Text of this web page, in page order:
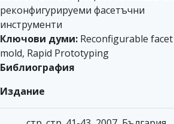
реконфигурируеми фасетъчни
инструменти
Ключови думи: Reconfigurable facet
mold, Rapid Prototyping
Библиография
Издание